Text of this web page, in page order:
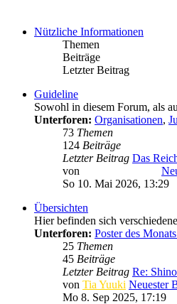
Nützliche Informationen
Themen
Beiträge
Letzter Beitrag
Guideline
Sowohl in diesem Forum, als
Unterforen: Organisationen,
73 Themen
124 Beiträge
Letzter Beitrag Das
von
So 10. Mai 2026, 13:29
Übersichten
Hier befinden sich
Unterforen: Poster des
25 Themen
45 Beiträge
Letzter Beitrag Re:
von Tia Yuuki Neuester
Mo 8. Sep 2025, 17:19